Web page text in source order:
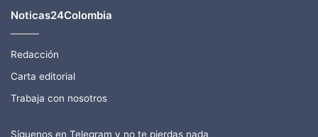
Noticas24Colombia
Redacción
Carta editorial
Trabaja con nosotros
Síguenos en Telegram y no te pierdas nada